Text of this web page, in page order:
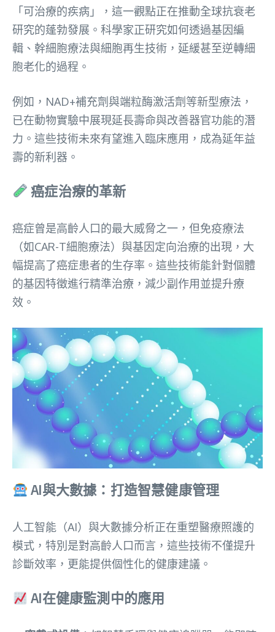
「可治療的疾病」，這一觀點正在推動全球抗衰老
研究的蓬勃發展。科學家正研究如何透過基因編
輯、幹細胞療法與細胞再生技術，延緩甚至逆轉細
胞老化的過程。
例如，NAD+補充劑與端粒酶激活劑等新型療法，
已在動物實驗中展現延長壽命與改善器官功能的潛
力。這些技術未來有望進入臨床應用，成為延年益
壽的新利器。
癌症治療的革新
癌症曾是高齡人口的最大威脅之一，但免疫療法
（如CAR-T細胞療法）與基因定向治療的出現，大
幅提高了癌症患者的生存率。這些技術能針對個體
的基因特徵進行精準治療，減少副作用並提升療
效。
AI與大數據：打造智慧健康管理
人工智能（AI）與大數據分析正在重塑醫療照護的
模式，特別是對高齡人口而言，這些技術不僅提升
診斷效率，更能提供個性化的健康建議。
AI在健康監測中的應用